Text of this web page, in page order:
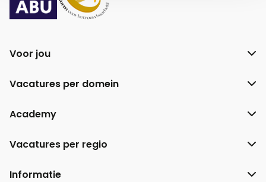
Voor jou
Vacatures per domein
Academy
Vacatures per regio
Informatie